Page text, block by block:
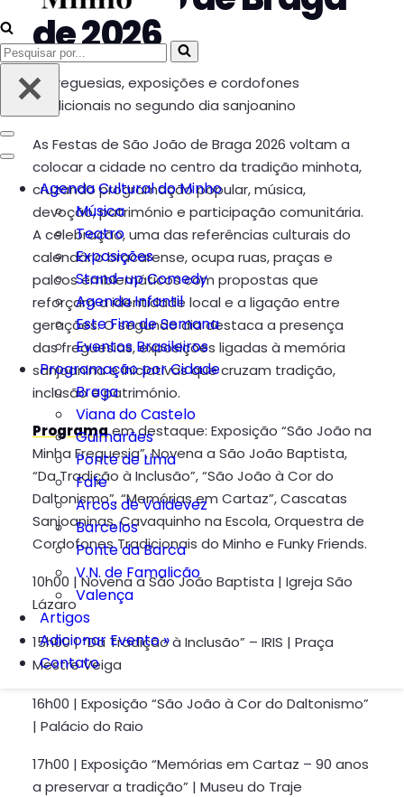
Pesquisar
por...
Menu
de
navegação
Menu
navegaçãoAgenda Cultural do Minho
Música
Teatro
Exposições
Stand-up Comedy
Agenda Infantil
Este Fim de Semana
Eventos Brasileiros
Programação por Cidade
Braga
Viana do Castelo
Guimarães
Ponte de Lima
Fafe
Arcos de Valdevez
Barcelos
Ponte da Barca
V.N. de Famalicão
Valença
Artigos
Adicionar Evento »
Contato
de 2026
🎤 Freguesias, exposições e cordofones
tradicionais no segundo dia sanjoanino
As Festas de São João de Braga 2026 voltam a
colocar a cidade no centro da tradição minhota,
cruzando programação popular, música,
devoção, património e participação comunitária.
A celebração, uma das referências culturais do
calendário bracarense, ocupa ruas, praças e
palcos emblemáticos com propostas que
reforçam a identidade local e a ligação entre
gerações. O segundo dia destaca a presença
das freguesias, exposições ligadas à memória
sanjoanina e iniciativas que cruzam tradição,
inclusão e património.
Programaem destaque: Exposição “São João na
Minha Freguesia”, Novena a São João Baptista,
“Da Tradição à Inclusão”, “São João à Cor do
Daltonismo”, “Memórias em Cartaz”, Cascatas
Sanjoaninas, Cavaquinho na Escola, Orquestra de
Cordofones Tradicionais do Minho e Funky Friends.
10h00 | Novena a São João Baptista | Igreja São
Lázaro
15h00 | “Da Tradição à Inclusão” – IRIS | Praça
Mestre Veiga
16h00 | Exposição “São João à Cor do Daltonismo”
| Palácio do Raio
17h00 | Exposição “Memórias em Cartaz – 90 anos
a preservar a tradição” | Museu do Traje